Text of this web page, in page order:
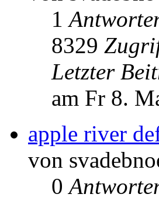
1
8329
Letzter
am Fr 8.
apple river
von
0